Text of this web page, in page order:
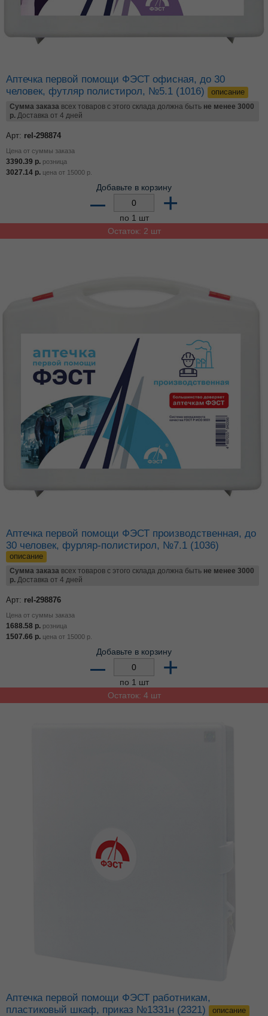
Аптечка первой помощи ФЭСТ офисная, до 30
человек, футляр полистирол, №5.1 (1016)
описание
Сумма заказа всех товаров с этого склада должна быть не менее 3000
р. Доставка от 4 дней
Арт: rel-298874
Цена от суммы заказа
3390.39 р. розница
3027.14 р. цена от 15000 р.
Добавьте в корзину
– +
по 1 шт
Остаток: 2 шт
Аптечка первой помощи ФЭСТ производственная, до
30 человек, фурляр-полистирол, №7.1 (1036)
описание
Сумма заказа всех товаров с этого склада должна быть не менее 3000
р. Доставка от 4 дней
Арт: rel-298876
Цена от суммы заказа
1688.58 р. розница
1507.66 р. цена от 15000 р.
Добавьте в корзину
– +
по 1 шт
Остаток: 4 шт
Аптечка первой помощи ФЭСТ работникам,
пластиковый шкаф, приказ №1331н (2321)
описание